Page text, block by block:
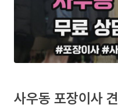
사우동 포장이사